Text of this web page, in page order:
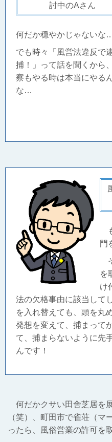
討中のAさん
何だか穏やかじゃないな
でも時々「風営法違反で
捕！」って話を聞くから
察もやる時は本当にやる
な…
門
を
け
法の欠格事由に該当して
を入れ替えても、頭を丸
発想を変えて、捕まって
て、捕まらないように先
んです！
何だかクサい田舎芝居を
（笑）、町田市で雀荘（マ
ったら、風俗営業の許可を